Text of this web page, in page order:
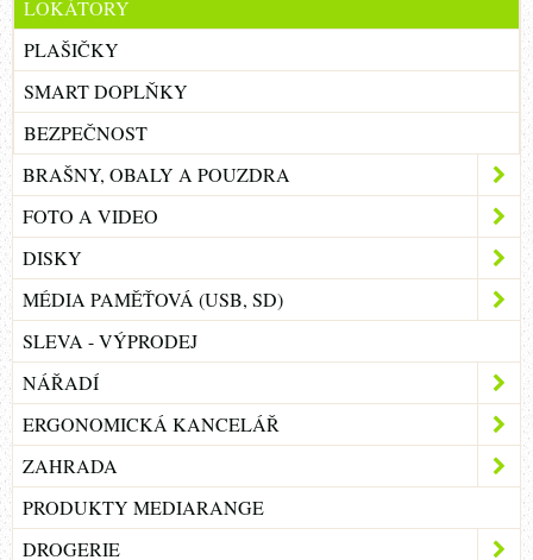
LOKÁTORY
PLAŠIČKY
SMART DOPLŇKY
BEZPEČNOST
BRAŠNY, OBALY A POUZDRA
FOTO A VIDEO
DISKY
MÉDIA PAMĚŤOVÁ (USB, SD)
SLEVA - VÝPRODEJ
NÁŘADÍ
ERGONOMICKÁ KANCELÁŘ
ZAHRADA
PRODUKTY MEDIARANGE
DROGERIE